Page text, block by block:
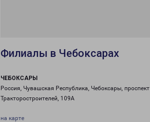
Филиалы в Чебоксарах
ЧЕБОКСАРЫ
Россия, Чувашская Республика, Чебоксары, проспект
Тракторостроителей, 109А
на карте